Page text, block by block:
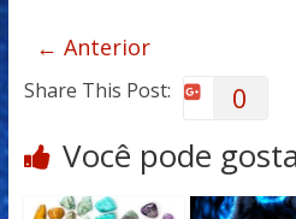
← Anterior
Share This Post: 0
Você pode